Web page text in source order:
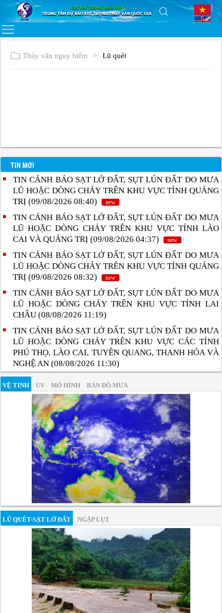
Thủy văn nguy hiểm Lũ quét
TIN MỚI
TIN CẢNH BÁO SẠT LỞ ĐẤT, SỤT LÚN ĐẤT DO MƯA
LŨ HOẶC DÒNG CHẢY TRÊN KHU VỰC TỈNH QUẢNG
TRỊ (09/08/2026 08:40)
new
TIN CẢNH BÁO SẠT LỞ ĐẤT, SỤT LÚN ĐẤT DO MƯA
LŨ HOẶC DÒNG CHẢY TRÊN KHU VỰC TỈNH LÀO
CAI VÀ QUẢNG TRỊ (09/08/2026 04:37)
new
TIN CẢNH BÁO SẠT LỞ ĐẤT, SỤT LÚN ĐẤT DO MƯA
LŨ HOẶC DÒNG CHẢY TRÊN KHU VỰC TỈNH QUẢNG
TRỊ (09/08/2026 08:32)
new
TIN CẢNH BÁO SẠT LỞ ĐẤT, SỤT LÚN ĐẤT DO MƯA
LŨ HOẶC DÒNG CHẢY TRÊN KHU VỰC TỈNH LAI
CHÂU (08/08/2026 11:19)
TIN CẢNH BÁO SẠT LỞ ĐẤT, SỤT LÚN ĐẤT DO MƯA
LŨ HOẶC DÒNG CHẢY TRÊN KHU VỰC CÁC TỈNH
PHÚ THỌ, LÀO CAI, TUYÊN QUANG, THANH HÓA VÀ
NGHỆ AN (08/08/2026 11:30)
VỆ TINH UV MÔ HÌNH BẢN ĐỒ MƯA
LŨ QUÉT-SẠT LỞ ĐẤT NGẬP LỤT